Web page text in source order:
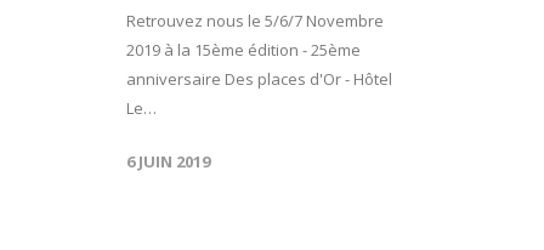
Retrouvez nous le 5/6/7 Novembre
2019 à la 15ème édition - 25ème
anniversaire Des places d'Or - Hôtel
Le…
6 JUIN 2019